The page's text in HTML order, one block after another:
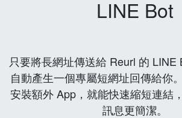
LINE Bot
只要將長網址傳送給 Reurl 的 LINE
自動產生一個專屬短網址回傳給你
安裝額外 App，就能快速縮短連結
訊息更簡潔。